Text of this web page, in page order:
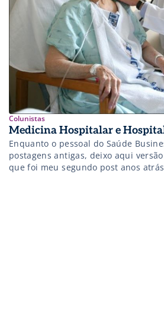
Colunistas
Medicina Hospitalar e
Enquanto o pessoal do Saúde
postagens antigas, deixo aqui
que foi meu segundo post anos